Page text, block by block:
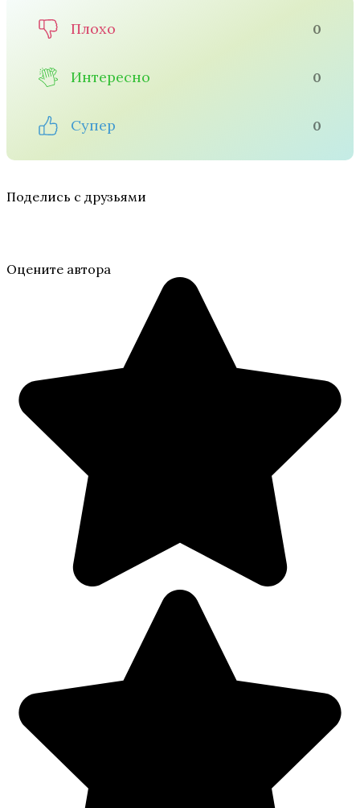
Плохо 0
Интересно 0
Супер 0
Поделись с друзьями
Оцените автора